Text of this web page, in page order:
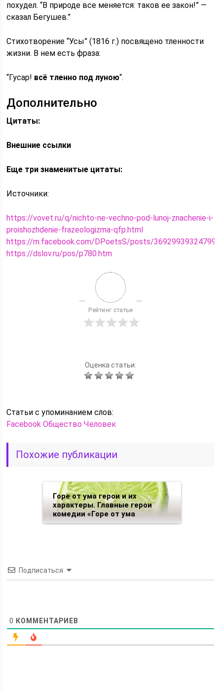
похудел. “В природе все меняется: таков ее закон!” —
сказал Бегушев.”
Стихотворение “Усы” (1816 г.) посвящено тленности
жизни. В нем есть фраза:
“Гусар! всё тленно под луною“.
Дополнительно
Цитаты:
Внешние ссылки
Еще три знаменитые цитаты:
Источники:
https://vovet.ru/q/nichto-ne-vechno-pod-lunoj-znachenie-i-
proishozhdenie-frazeologizma-qfp.html
https://m.facebook.com/DPoetsS/posts/369299393247999
https://dslov.ru/pos/p780.htm
Рейтинг статьи
Оценка статьи:
Статьи c упоминанием слов:
Facebook Общество Человек
Похожие публикации
Горе от ума герои и их
характеры. Главные герои
комедии «Горе от ума
Подписаться
0 КОММЕНТАРИЕВ